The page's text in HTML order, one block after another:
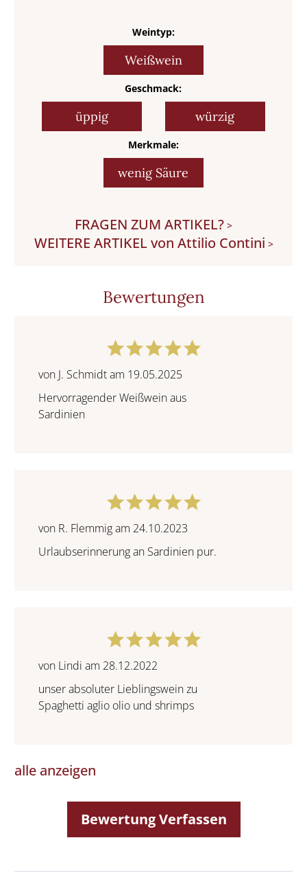
Weintyp:
Weißwein
Geschmack:
üppig würzig
Merkmale:
wenig Säure
FRAGEN ZUM ARTIKEL? >
WEITERE ARTIKEL von Attilio Contini >
Bewertungen
von J. Schmidt am 19.05.2025
Hervorragender Weißwein aus
Sardinien
von R. Flemmig am 24.10.2023
Urlaubserinnerung an Sardinien pur.
von Lindi am 28.12.2022
unser absoluter Lieblingswein zu
Spaghetti aglio olio und shrimps
alle anzeigen
Bewertung Verfassen